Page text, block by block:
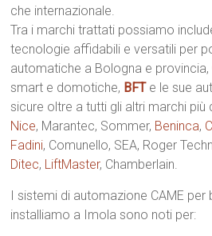
che internazionale.
Tra i marchi trattati possiamo
tecnologie affidabili e versatili per
automatiche a Bologna e provincia,
smart e domotiche, BFT e le sue
sicure oltre a tutti gli altri marchi più
Nice, Marantec, Sommer, Beninca,
Fadini, Comunello, SEA, Roger
Ditec, LiftMaster, Chamberlain.
I sistemi di automazione CAME
installiamo a Imola sono noti per: